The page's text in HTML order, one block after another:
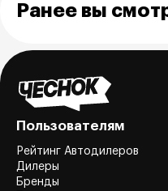
Ранее вы
Пользователям
Рейтинг Автодилеров
Дилеры
Бренды